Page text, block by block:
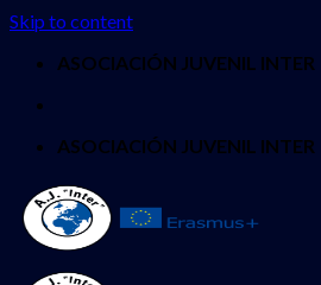
Skip to content
ASOCIACIÓN JUVENIL INTER
ASOCIACIÓN JUVENIL INTER